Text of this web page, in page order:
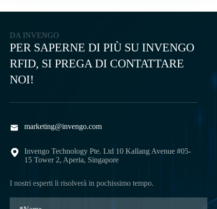
DA INVENGO
PER SAPERNE DI PIÙ SU INVENGO
RFID, SI PREGA DI CONTATTARE
NOI!
 marketing@invengo.com

Invengo Technology Pte. Ltd 10 Kallang Avenue #05-
15 Tower 2, Aperia, Singapore
I nostri esperti li risolverà in pochissimo tempo.